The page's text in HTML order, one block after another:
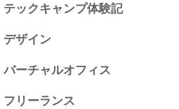
テックキャンプ体験記
デザイン
バーチャルオフィス
フリーランス